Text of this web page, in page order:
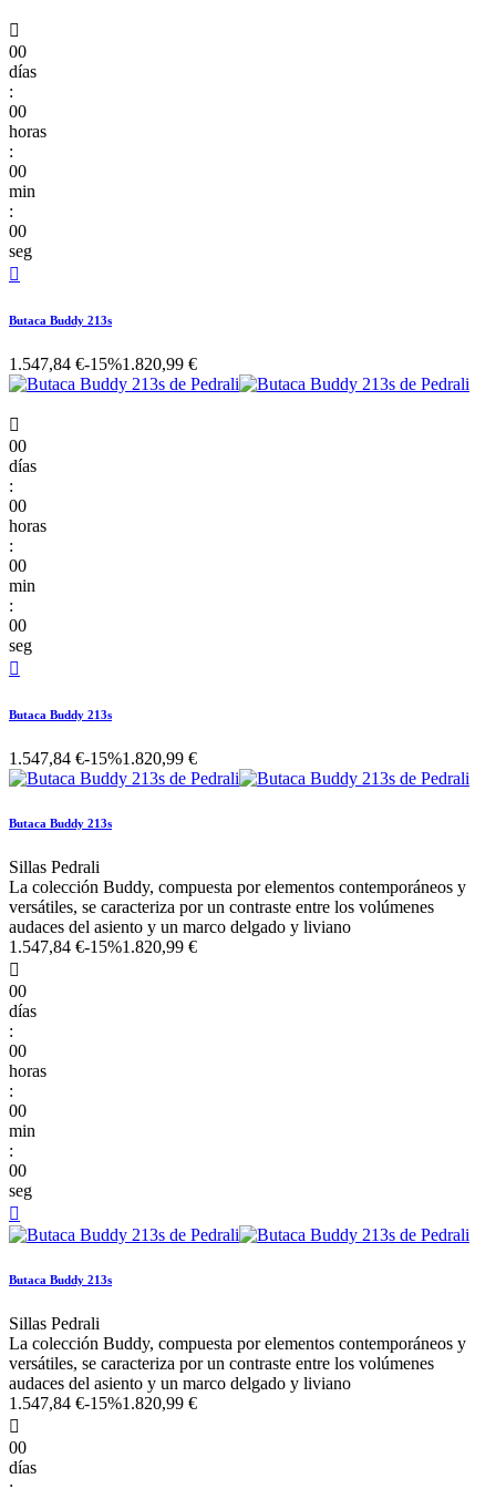

00
días
:
00
horas
:
00
min
:
00
seg

Butaca Buddy 213s
1.547,84 €-15%1.820,99 €

00
días
:
00
horas
:
00
min
:
00
seg

Butaca Buddy 213s
1.547,84 €-15%1.820,99 €
Butaca Buddy 213s
Sillas Pedrali
La colección Buddy, compuesta por elementos contemporáneos y
versátiles, se caracteriza por un contraste entre los volúmenes
audaces del asiento y un marco delgado y liviano
1.547,84 €-15%1.820,99 €

00
días
:
00
horas
:
00
min
:
00
seg

Butaca Buddy 213s
Sillas Pedrali
La colección Buddy, compuesta por elementos contemporáneos y
versátiles, se caracteriza por un contraste entre los volúmenes
audaces del asiento y un marco delgado y liviano
1.547,84 €-15%1.820,99 €

00
días